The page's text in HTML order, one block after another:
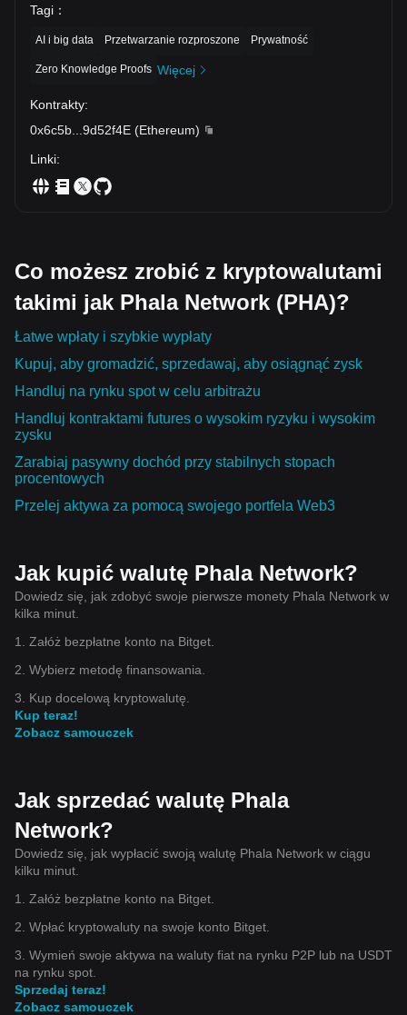
Tagi ：
AI i big data Przetwarzanie rozproszone Prywatność
Zero Knowledge Proofs Więcej
Kontrakty:
0x6c5b
9d52f4E (Ethereum)
Linki:
Co możesz zrobić z kryptowalutami
takimi jak Phala Network (PHA)?
Łatwe wpłaty i szybkie wypłaty
Kupuj, aby gromadzić, sprzedawaj, aby osiągnąć zysk
Handluj na rynku spot w celu arbitrażu
Handluj kontraktami futures o wysokim ryzyku i wysokim
zysku
Zarabiaj pasywny dochód przy stabilnych stopach
procentowych
Przelej aktywa za pomocą swojego portfela Web3
Jak kupić walutę Phala Network?
Dowiedz się, jak zdobyć swoje pierwsze monety Phala Network w
kilka minut.
1. Załóż bezpłatne konto na Bitget.
2. Wybierz metodę finansowania.
3. Kup docelową kryptowalutę.
Kup teraz!
Zobacz samouczek
Jak sprzedać walutę Phala
Network?
Dowiedz się, jak wypłacić swoją walutę Phala Network w ciągu
kilku minut.
1. Załóż bezpłatne konto na Bitget.
2. Wpłać kryptowaluty na swoje konto Bitget.
3. Wymień swoje aktywa na waluty fiat na rynku P2P lub na USDT
na rynku spot.
Sprzedaj teraz!
Zobacz samouczek